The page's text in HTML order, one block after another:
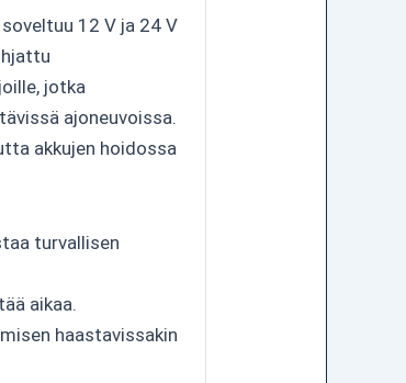
12 V ja 24 V
jotka
ajoneuvoissa.
akkujen hoidossa
turvallisen
aikaa.
haastavissakin